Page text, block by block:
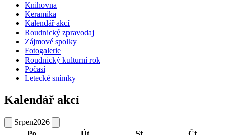
Knihovna
Keramika
Kalendář akcí
Roudnický zpravodaj
Zájmové spolky
Fotogalerie
Roudnický kulturní rok
Počasí
Letecké snímky
Kalendář akcí
Srpen2026